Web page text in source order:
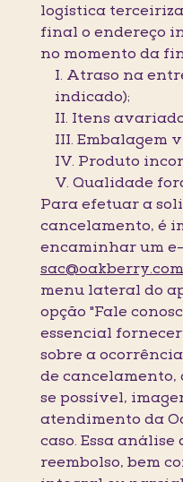
logística
final o endereço
no momento da
I. Atraso na
indicado);
II. Itens
III. Embalagem
IV. Produto
V. Qualidade
Para efetuar a
cancelamento, é
encaminhar um
sac@oakberry.com
menu lateral do
opção "Fale
essencial
sobre a
de cancelamento,
se possível,
atendimento da
caso. Essa
reembolso, bem